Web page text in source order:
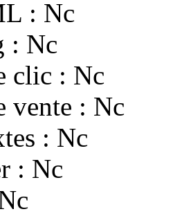
: Nc
: Nc
clic : Nc
vente : Nc
: Nc
: Nc